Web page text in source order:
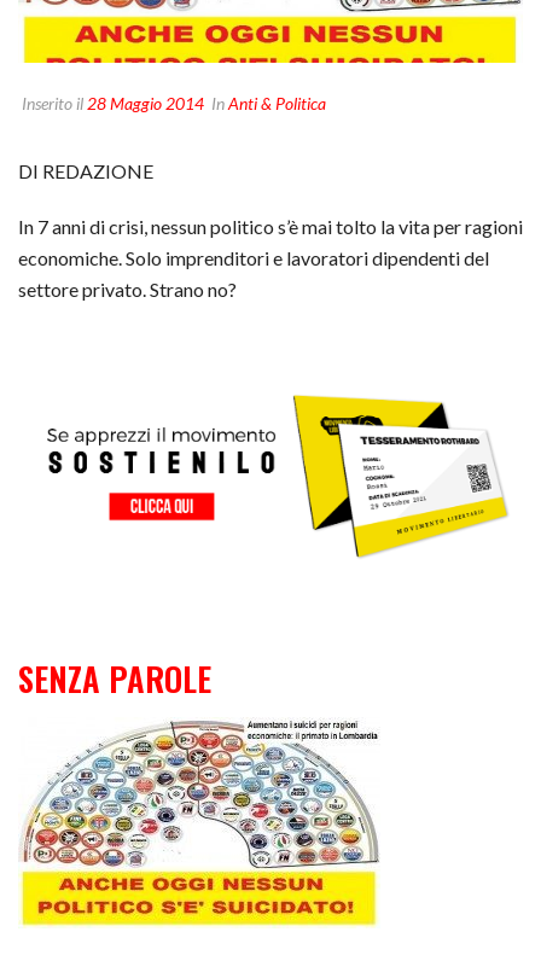
Inserito il 28 Maggio 2014 InAnti & Politica
DI REDAZIONE
In 7 anni di crisi, nessun politico s’è mai tolto la vita per ragioni
economiche. Solo imprenditori e lavoratori dipendenti del
settore privato. Strano no?
SENZA PAROLE